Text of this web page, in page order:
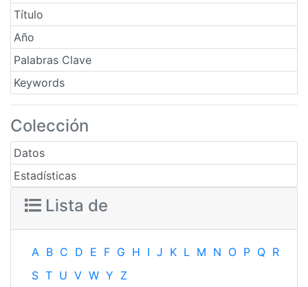
Título
Año
Palabras Clave
Keywords
Colección
Datos
Estadísticas
Lista de
A B C D E F G H I J K L M N O P Q R
S T U V W Y Z